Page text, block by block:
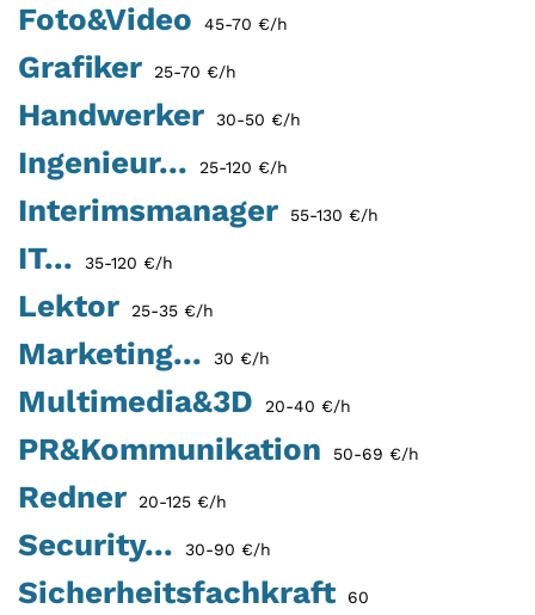
Foto&Video 45-70 €/h
Grafiker 25-70 €/h
Handwerker 30-50 €/h
Ingenieur... 25-120 €/h
Interimsmanager 55-130 €/h
IT... 35-120 €/h
Lektor 25-35 €/h
Marketing... 30 €/h
Multimedia&3D 20-40 €/h
PR&Kommunikation 50-69 €/h
Redner 20-125 €/h
Security... 30-90 €/h
Sicherheitsfachkraft 60